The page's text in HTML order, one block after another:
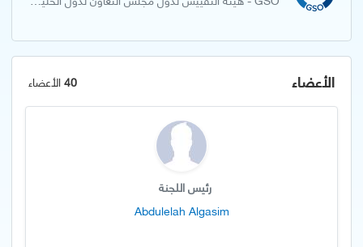
الأعضاء 40الأعضاء
رئيس اللجنة
Abdulelah Algasim